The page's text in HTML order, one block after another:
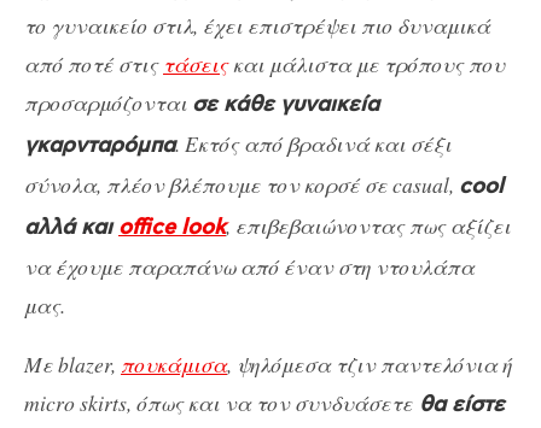
το γυναικείο στιλ, έχει επιστρέψει πιο δυναμικά
από ποτέ στις τάσειςκαι μάλιστα με τρόπους που
προσαρμόζονται σε κάθε γυναικεία
γκαρνταρόμπα. Εκτός από βραδινά και σέξι
σύνολα, πλέον βλέπουμε τον κορσέ σε casual, cool
αλλά καιoffice look, επιβεβαιώνοντας πως αξίζει
να έχουμε παραπάνω από έναν στη ντουλάπα
μας.
Με blazer, πουκάμισα, ψηλόμεσα τζιν παντελόνια ή
micro skirts, όπως και να τον συνδυάσετε θα είστε